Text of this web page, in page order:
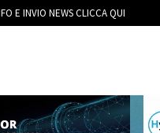
E INVIO NEWS CLICCA QUI